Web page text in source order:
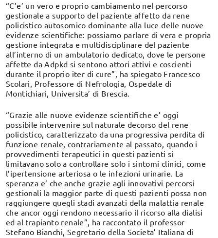
“C’e’ un vero e proprio cambiamento nel percorso
gestionale a supporto del paziente affetto da rene
policistico autosomico dominante alla luce delle nuove
evidenze scientifiche: possiamo parlare di vera e propria
gestione integrata e multidisciplinare del paziente
all’interno di un ambulatorio dedicato, dove le persone
affette da Adpkd si sentono attori attivi e coscienti
durante il proprio iter di cure”, ha spiegato Francesco
Scolari, Professore di Nefrologia, Ospedale di
Montichiari, Universita’ di Brescia.
“Grazie alle nuove evidenze scientifiche e’ oggi
possibile intervenire sul naturale decorso del rene
policistico, caratterizzato da una progressiva perdita di
funzione renale, contrariamente al passato, quando i
provvedimenti terapeutici in questi pazienti si
limitavano solo a controllare solo i sintomi clinici, come
l’ipertensione arteriosa o le infezioni urinarie. La
speranza e’ che anche grazie agli innovativi percorsi
gestionali la maggior parte di questi pazienti possa non
raggiungere quegli stadi avanzati della malattia renale
che ancor oggi rendono necessario il ricorso alla dialisi
ed al trapianto renale”, ha raccontato il professor
Stefano Bianchi, Segretario della Societa’ Italiana di